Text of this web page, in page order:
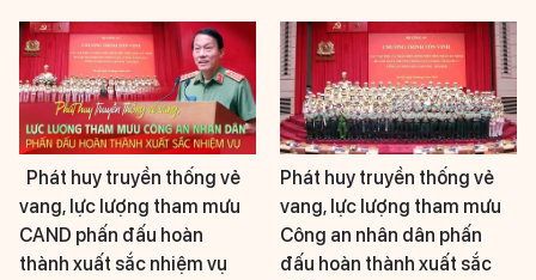
Phát huy truyền thống vẻ
vang, lực lượng tham mưu
CAND phấn đấu hoàn
thành xuất sắc nhiệm vụ
Phát huy truyền thống vẻ
vang, lực lượng tham mưu
Công an nhân dân phấn
đấu hoàn thành xuất sắc